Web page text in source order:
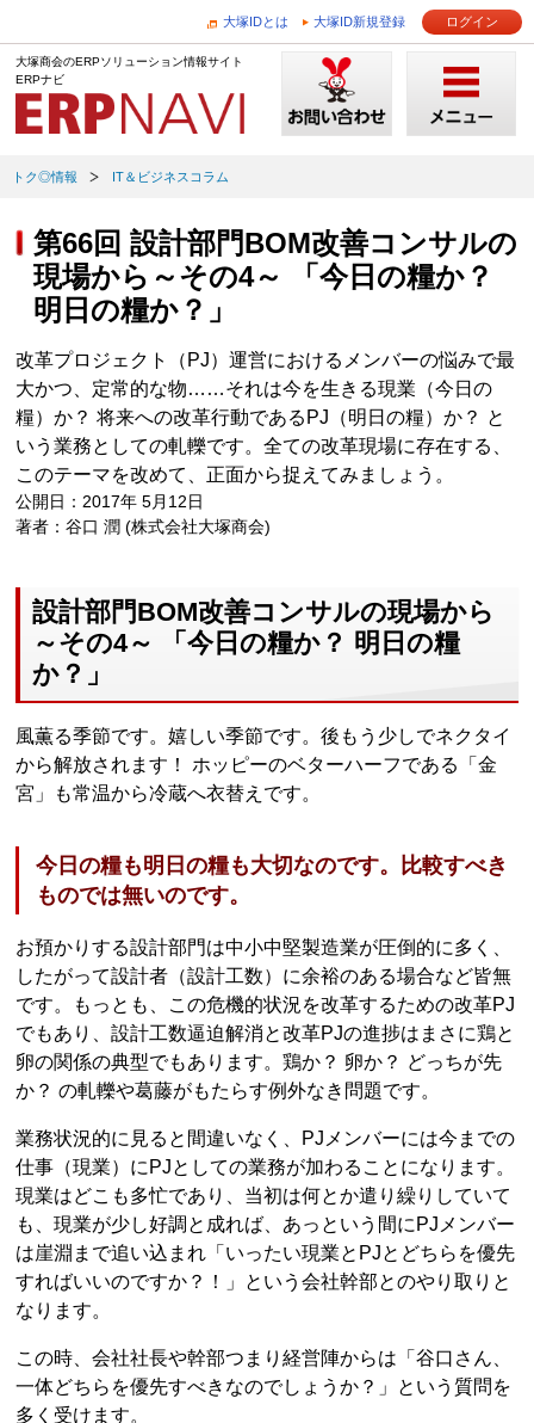
大塚IDとは 大塚ID新規登録 ログイン
大塚商会のERPソリューション情報サイト
ERPナビ
トク◎情報 IT＆ビジネスコラム
第66回 設計部門BOM改善コンサルの
現場から～その4～ 「今日の糧か？
明日の糧か？」
改革プロジェクト（PJ）運営におけるメンバーの悩みで最
大かつ、定常的な物……それは今を生きる現業（今日の
糧）か？ 将来への改革行動であるPJ（明日の糧）か？ と
いう業務としての軋轢です。全ての改革現場に存在する、
このテーマを改めて、正面から捉えてみましょう。
公開日：2017年 5月12日
著者：谷口 潤 (株式会社大塚商会)
設計部門BOM改善コンサルの現場から
～その4～ 「今日の糧か？ 明日の糧
か？」
風薫る季節です。嬉しい季節です。後もう少しでネクタイ
から解放されます！ ホッピーのベターハーフである「金
宮」も常温から冷蔵へ衣替えです。
今日の糧も明日の糧も大切なのです。比較すべき
ものでは無いのです。
お預かりする設計部門は中小中堅製造業が圧倒的に多く、
したがって設計者（設計工数）に余裕のある場合など皆無
です。もっとも、この危機的状況を改革するための改革PJ
でもあり、設計工数逼迫解消と改革PJの進捗はまさに鶏と
卵の関係の典型でもあります。鶏か？ 卵か？ どっちが先
か？ の軋轢や葛藤がもたらす例外なき問題です。
業務状況的に見ると間違いなく、PJメンバーには今までの
仕事（現業）にPJとしての業務が加わることになります。
現業はどこも多忙であり、当初は何とか遣り繰りしていて
も、現業が少し好調と成れば、あっという間にPJメンバー
は崖淵まで追い込まれ「いったい現業とPJとどちらを優先
すればいいのですか？！」という会社幹部とのやり取りと
なります。
この時、会社社長や幹部つまり経営陣からは「谷口さん、
一体どちらを優先すべきなのでしょうか？」という質問を
多く受けます。